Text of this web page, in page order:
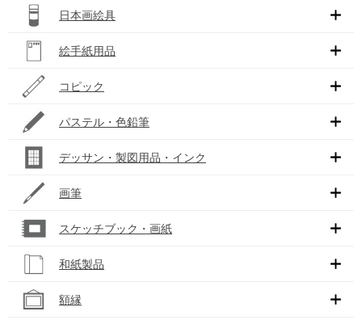
日本画絵具
絵手紙用品
コピック
パステル・色鉛筆
デッサン・製図用品・インク
画筆
スケッチブック・画紙
和紙製品
額縁